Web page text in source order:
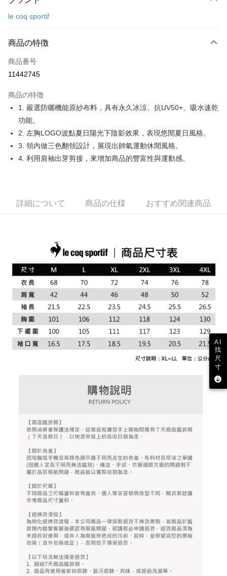
クレジットカード1回払い
LINE Pay
Apple Pay
Easy Wallet
OP Pay Later
説明
【OP Pay Later 使用説明】
1. 本サービスは台湾大哥大によって提供され、台湾大哥大のユーザーは追
加の申請なしで即時に利用可能です。
を基準とします。
内容についての説明はいたしかねます。
【支払い方法の説明】
1. 分割払いの金額は電信請求書に統合されず、「OP Pay Later」は毎月の
締め日後に支払いリマインダーのSMSを送信します。
2. SMSのリンクを通じて請求書を開いた後、「コンビニバーコード／台湾
大直営店舗／銀行振込／街口支払い／iPASS MONEY」などのチャネルで
支払いを選択できます。
【注意事項】
1. 本サービスは「台湾大哥大株式会社」（以下「当社」といいます）によ
って提供され、ユーザーが取引時に本サービスを通じて商品やサービスを
購入できるようにし、店舗が売買／分割払い売買の債権を当社に譲渡した
情報（名前、電話または住所を含む）を台湾大哥大に提供し、収集、処理
および利用するために、当社があなた本人と分割請求書に必要な情報の確
認、照合および修正を行います。
さい：https://oppay.tw/userRule
AFTEE代金後払い
説明
2.SMSで認証してお支払い手続を進めてください。
3.注文するときのお支払いは不要です。商品はご指定の住所に配送されま
5.商品受け取り時のお支払いは不要です。商品を確かめてから、SMSまた
はアプリの通知に従って、4大コンビニ、またはATM/オンラインバンキン
グでお支払いください。
代金納付期限は最短で 14 日以内ですので、ご注意ください。AFTEE アプ
リをダウンロードして AFTEE 会員になるとお支払い期限を最長 45 日以内
まで延長できます。
お支払期限は、ショップが請求した期日と、AFTEEで延長できる日数をも
とに計算されます。AFTEEで注文すると、商品を受け取るまで支払い期限
を延長できますが、商品を期限内に受け取れない場合があります（例：予
約商品や商品到着日が比較的遅い商品）。そのため、商品到着の有無に関
わらず、AFTEEで指定された期限内にお支払いください。
き、限度額が設定されます。
2.決済金額は最低NT$20です。
三、利用規約「AFTEE代金後払い」（以下当サービスという）はネットプ
ロテクションズ（以下 AFTEE という）が提供し、AFTEEが代金を徴収し
ます。当サービスご利用の際に提供しなければならない個人情報（注文者
の氏名、電話番号、受取人の氏名、電話番号、受取人住所を含むがこれに
限らない）は、AFTEEに渡され当サービスで必要な範囲内で利用されま
す。AFTEEの個人情報の収集、処理、利用について、詳細はAFTEE公式ホ
ームページの『個人情報の収集、処理及び利用に関する声明』をご参照く
ださい（https://aftee.tw/privacypolicy/）。
AFTEEの初回ご利用の際に、審査を通過すれば、最高額がNT$10,000にな
ります。支払い期限を過ぎた場合、その金額に基づいて年利20%の遅延滞
納金が加算されます。未成年の利用者は、事前に法定代理人または後見人
の同意を得ればAFTEEをご利用いただけます。
個人情報の処理、利用について疑問がある、または関連する法律の権利を
行使したい場合は、ネットプロテクションズ
にご連絡ください。上記に示した個人情報を、必要な購入注文書とあわせ
配送方法
付款後全家取貨
配送毎にNT$80、NT$2,000以上で送料無料
萊爾富取貨付款
配送毎にNT$80、NT$2,000以上で送料無料
付款後萊爾富取貨
配送毎にNT$80、NT$2,000以上で送料無料
7-11取貨付款
配送毎にNT$80、NT$2,000以上で送料無料
配送毎にNT$80、NT$2,000以上で送料無料
離島宅配
配送毎にNT$280、NT$2,000以上で送料無料
le coq sportif
商品の特徴
商品番号
11442745
商品の特徴
1. 嚴選防曬機能原紗布料，具有永久冰涼、抗UV50+、吸水速乾
功能。
2. 左胸LOGO波點夏日陽光下陰影效果，表現悠閒夏日風格。
3. 領內做三色翻領設計，展現出帥氣運動休閒風格。
4. 利用肩袖出芽剪接，來增加商品的豐富性與運動感。
詳細について 商品の仕様 おすすめ関連商品
AI
找
尺
寸